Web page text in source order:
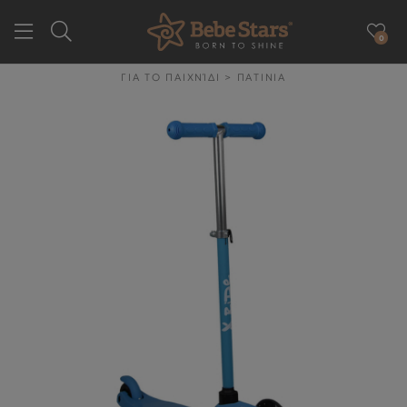
GR EN
ΓΙΑ ΤΗΝ ΥΓΙΕΙΝΉ & ΤΟ
0
ΓΙΑ ΤΟ ΠΑΙΧΝΊΔΙ > ΠΑΤΙΝΙΑ